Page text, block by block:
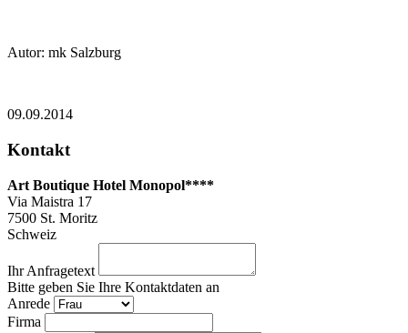
Autor: mk Salzburg
09.09.2014
Kontakt
Art Boutique Hotel Monopol****
Via Maistra 17
7500 St. Moritz
Schweiz
Ihr Anfragetext
Bitte geben Sie Ihre Kontaktdaten an
Anrede
Firma